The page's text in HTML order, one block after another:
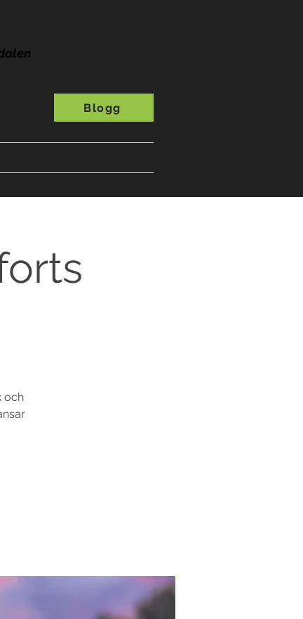
Blogg
och